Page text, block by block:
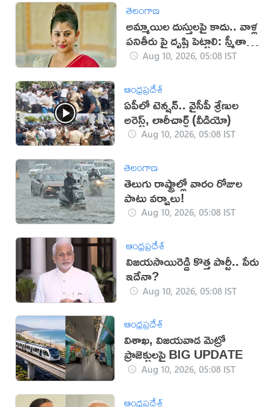
తెలంగాణ
అమ్మాయిల దుస్తులపై కాదు.. వాళ్ల
పనితీరు పై దృష్టి పెట్టాలి: స్మీతా
సబర్వాల్
Aug 10, 2026, 05:08 IST
ఆంధ్రప్రదేశ్
ఏపీలో టెన్షన్.. వైసీపీ శ్రేణుల
అరెస్ట్, లాఠీచార్జ్‌ (వీడియో)
Aug 10, 2026, 05:08 IST
తెలంగాణ
తెలుగు రాష్ట్రాల్లో వారం రోజుల
పాటు వర్షాలు!
Aug 10, 2026, 05:08 IST
ఆంధ్రప్రదేశ్
విజయసాయిరెడ్డి కొత్త పార్టీ.. పేరు
ఇదేనా?
Aug 10, 2026, 05:08 IST
ఆంధ్రప్రదేశ్
విశాఖ, విజయవాడ మెట్రో
ప్రాజెక్టులపై BIG UPDATE
Aug 10, 2026, 05:08 IST
ఆంధ్రప్రదేశ్